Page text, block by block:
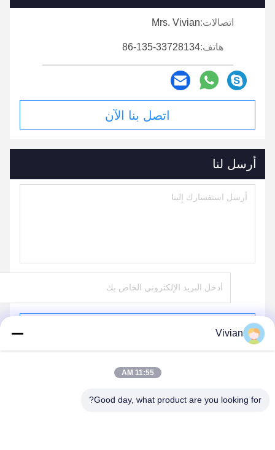
اتصالات:Mrs. Vivian
هاتف:86-135-33728134
اتصل بنا الآن
أرسل لنا
Vivian
11:55 AM
Good day, what product are you looking for?